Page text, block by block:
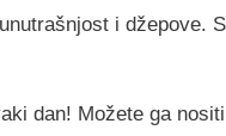
i džepove.
dan! Možete ga